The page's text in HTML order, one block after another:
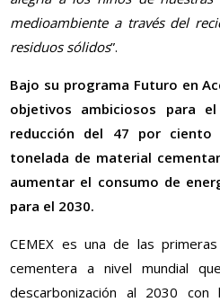
medioambiente a través del
residuos sólidos”.
Bajo su programa Futuro en
objetivos ambiciosos para
reducción del 47 por
tonelada de material
aumentar el consumo de
para el 2030.
CEMEX es una de las
cementera a nivel mundial
descarbonización al 2030 con